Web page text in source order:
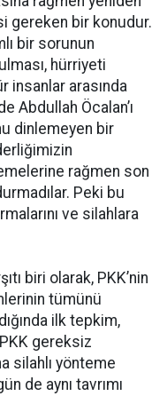
gereken bir konudur.
bir sorunun
hürriyeti
insanlar arasında
Abdullah Öcalan’ı
dinlemeyen bir
rağmen son
Peki bu
ve silahlara
biri olarak, PKK’nin
tümünü
ilk tepkim,
gereksiz
silahlı yönteme
de aynı tavrımı